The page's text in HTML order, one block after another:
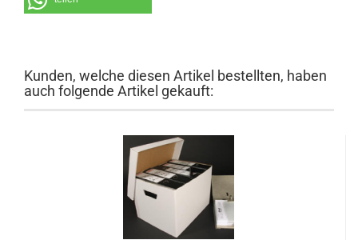
Kunden, welche diesen Artikel bestellten, haben
auch folgende Artikel gekauft: